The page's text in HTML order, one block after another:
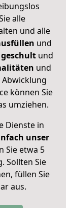
alle
und alle
und
und
und
können Sie
umziehen.
Dienste in
unser
Sie etwa 5
Sollten Sie
füllen Sie
aus.